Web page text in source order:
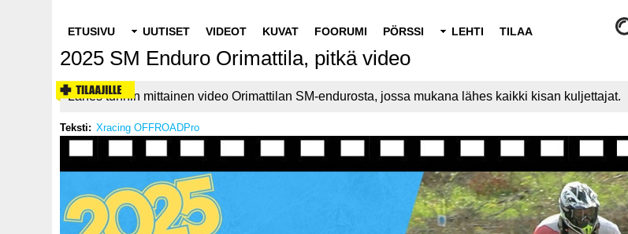
Luo uusi käyttäjätili
Vaihda salasana
navigation
ETUSIVU UUTISET VIDEOT KUVAT FOORUMI PÖRSSI LEHTI TILAA
2025 SM Enduro Orimattila, pitkä video
Lähes tunnin mittainen video Orimattilan SM-endurosta, jossa mukana lähes kaikki kisan kuljettajat.
Teksti Xracing OFFROADPro